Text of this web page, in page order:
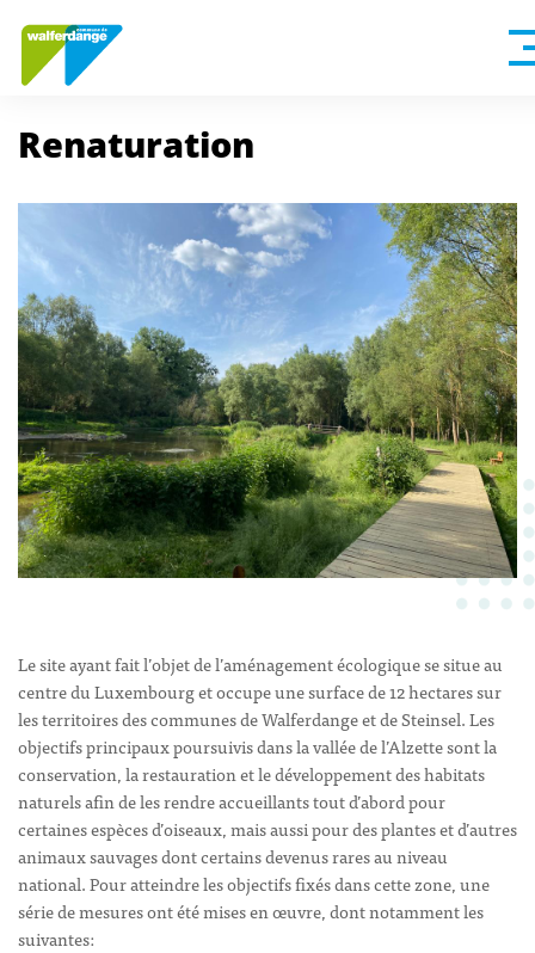
Renaturation
Le site ayant fait l’objet de l’aménagement écologique se situe au
centre du Luxembourg et occupe une surface de 12 hectares sur
les territoires des communes de Walferdange et de Steinsel. Les
objectifs principaux poursuivis dans la vallée de l’Alzette sont la
conservation, la restauration et le développement des habitats
naturels afin de les rendre accueillants tout d’abord pour
certaines espèces d’oiseaux, mais aussi pour des plantes et d’autres
animaux sauvages dont certains devenus rares au niveau
national. Pour atteindre les objectifs fixés dans cette zone, une
série de mesures ont été mises en œuvre, dont notamment les
suivantes: